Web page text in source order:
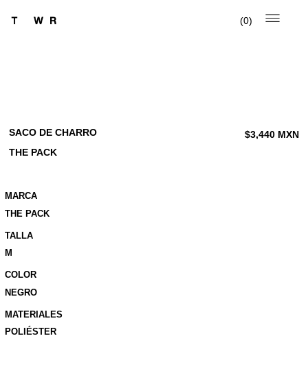
0
SACO DE CHARRO
THE PACK
$3,440MXN
MARCA
THE PACK
TALLA
M
COLOR
NEGRO
MATERIALES
POLIÉSTER